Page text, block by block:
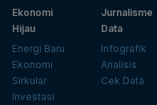
Ekonomi
Hijau
Energi Baru
Ekonomi
Sirkular
Investasi
Jurnalisme
Data
Infografik
Analisis
Cek Data